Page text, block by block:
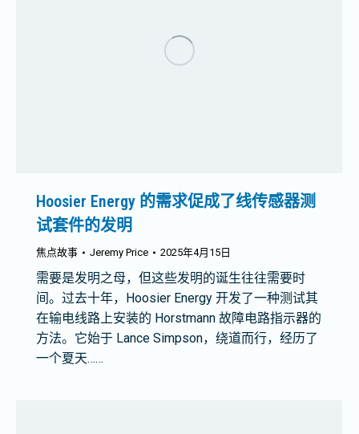
Hoosier Energy 的需求促成了线传感器测
试套件的发明
焦点故事 Jeremy Price 2025年4月15日
需要是发明之母，但这些发明的诞生往往需要时
间。过去十年，Hoosier Energy 开发了一种测试其
在输电线路上安装的 Horstmann 故障电路指示器的
方法。它始于 Lance Simpson，绕道而行，经历了
一个夏天……